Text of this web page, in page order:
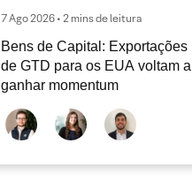
7 Ago 2026 • 2 mins de leitura
Bens de Capital: Exportações
de GTD para os EUA voltam a
ganhar momentum